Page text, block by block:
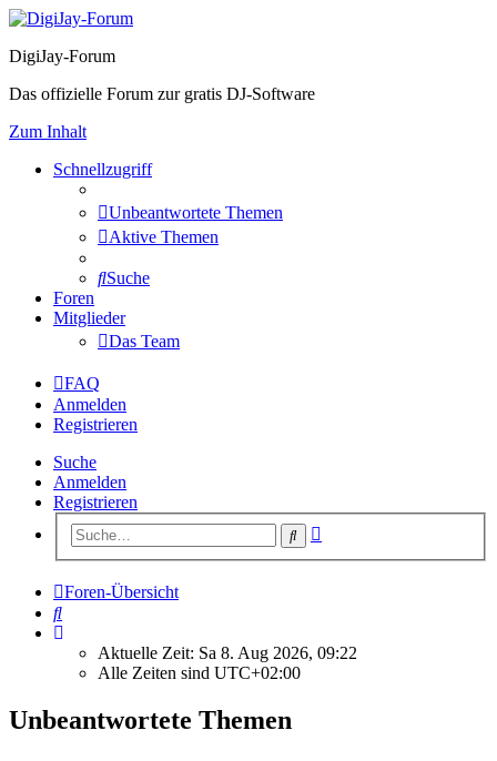
DigiJay-Forum
Das offizielle Forum zur gratis DJ-Software
Zum Inhalt
Schnellzugriff
Unbeantwortete Themen
Aktive Themen
Suche
Foren
Mitglieder
Das Team
FAQ
Anmelden
Registrieren
Suche
Anmelden
Registrieren
Suche
Foren-Übersicht
Suche
Aktuelle Zeit: Sa 8. Aug 2026, 09:22
Alle Zeiten sind UTC+02:00
Unbeantwortete Themen